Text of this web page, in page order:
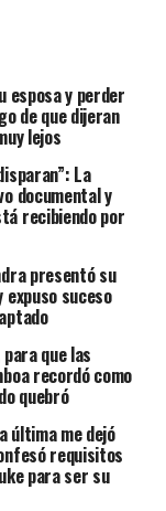
esposa y perder
de que dijeran
lejos
La
documental y
recibiendo por
presentó su
expuso suceso
que las
recordó como
quebró
última me dejó
requisitos
para ser su